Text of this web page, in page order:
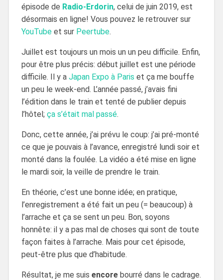
épisode de Radio-Erdorin, celui de juin 2019, est
désormais en ligne! Vous pouvez le retrouver sur
YouTubeet sur Peertube.
Juillet est toujours un mois un un peu difficile. Enfin,
pour être plus précis: début juillet est une période
difficile. Il y a Japan Expo à Paris et ça me bouffe
un peu le week-end. L’année passé, j’avais fini
l’édition dans le train et tenté de publier depuis
l’hôtel; ça s’était mal passé.
Donc, cette année, j’ai prévu le coup: j’ai pré-monté
ce que je pouvais à l’avance, enregistré lundi soir et
monté dans la foulée. La vidéo a été mise en ligne
le mardi soir, la veille de prendre le train.
En théorie, c’est une bonne idée; en pratique,
l’enregistrement a été fait un peu (= beaucoup) à
l’arrache et ça se sent un peu. Bon, soyons
honnête: il y a pas mal de choses qui sont de toute
façon faites à l’arrache. Mais pour cet épisode,
peut-être plus que d’habitude.
Résultat, je me suis encorebourré dans le cadrage.